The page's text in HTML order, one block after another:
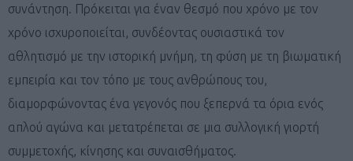
συνάντηση. Πρόκειται για έναν θεσμό που χρόνο με τον
χρόνο ισχυροποιείται, συνδέοντας ουσιαστικά τον
αθλητισμό με την ιστορική μνήμη, τη φύση με τη βιωματική
εμπειρία και τον τόπο με τους ανθρώπους του,
διαμορφώνοντας ένα γεγονός που ξεπερνά τα όρια ενός
απλού αγώνα και μετατρέπεται σε μια συλλογική γιορτή
συμμετοχής, κίνησης και συναισθήματος.